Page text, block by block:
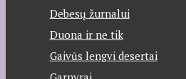
Debesų žurnalui
Duona ir ne tik
Gaivūs lengvi desertai